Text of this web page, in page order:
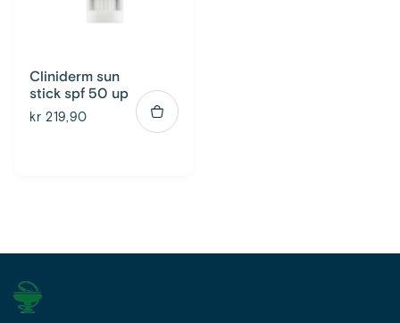
Cliniderm sun
stick spf 50 up
kr 219,90